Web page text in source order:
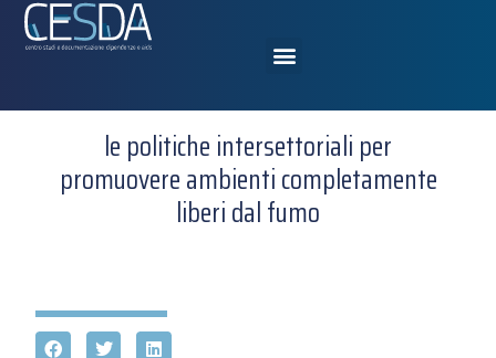
le politiche intersettoriali per
promuovere ambienti completamente
liberi dal fumo